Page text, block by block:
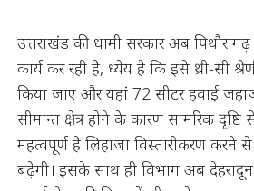
उत्तराखंड की धामी सरकार अब
कार्य कर रही है, ध्येय है कि इसे थ्री-सी
किया जाए और यहां 72 सीटर हवाई
सीमान्त क्षेत्र होने के कारण सामरिक दृष्टि
महत्वपूर्ण है लिहाजा विस्तारीकरण करने
बढ़ेगी। इसके साथ ही विभाग अब